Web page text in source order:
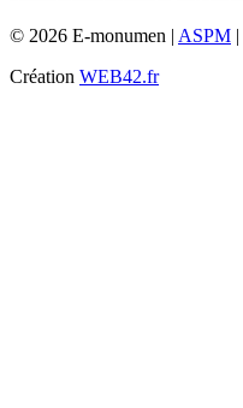
© 2026 E-monumen | ASPM |
Création WEB42.fr